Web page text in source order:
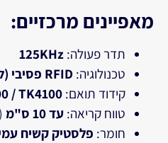
מאפיינים מרכזיים:
תדר פעולה: 125KHz
טכנולוגיה: RFID פסיבי (ללא סוללה)
קידוד תואם: / TK4100
טווח קריאה: עד 10 ס"מ
חומר: פלסטיק קשיח